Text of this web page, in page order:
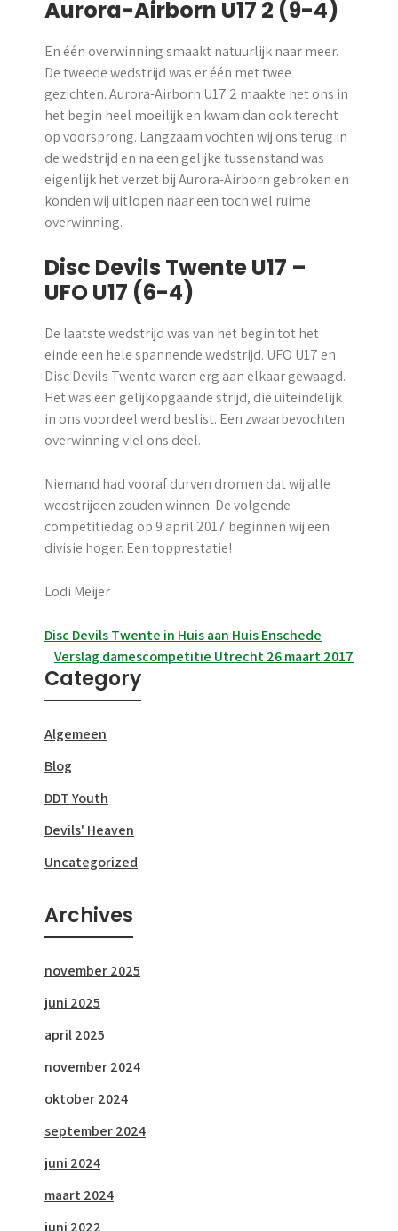
Aurora-Airborn U17 2 (9-4)
En één overwinning smaakt natuurlijk naar meer.
De tweede wedstrijd was er één met twee
gezichten. Aurora-Airborn U17 2 maakte het ons in
het begin heel moeilijk en kwam dan ook terecht
op voorsprong. Langzaam vochten wij ons terug in
de wedstrijd en na een gelijke tussenstand was
eigenlijk het verzet bij Aurora-Airborn gebroken en
konden wij uitlopen naar een toch wel ruime
overwinning.
Disc Devils Twente U17 –
UFO U17 (6-4)
De laatste wedstrijd was van het begin tot het
einde een hele spannende wedstrijd. UFO U17 en
Disc Devils Twente waren erg aan elkaar gewaagd.
Het was een gelijkopgaande strijd, die uiteindelijk
in ons voordeel werd beslist. Een zwaarbevochten
overwinning viel ons deel.
Niemand had vooraf durven dromen dat wij alle
wedstrijden zouden winnen. De volgende
competitiedag op 9 april 2017 beginnen wij een
divisie hoger. Een topprestatie!
Lodi Meijer
Berichtnavigatie
Disc Devils Twente in Huis aan Huis Enschede
Verslag damescompetitie Utrecht 26 maart 2017
Category
Algemeen
Blog
DDT Youth
Devils' Heaven
Uncategorized
Archives
november 2025
juni 2025
april 2025
november 2024
oktober 2024
september 2024
juni 2024
maart 2024
juni 2022